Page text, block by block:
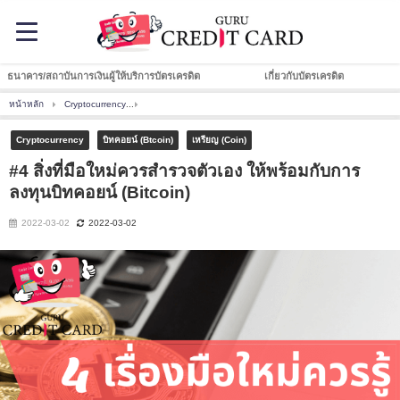
ธนาคาร/สถาบันการเงินผู้ให้บริการบัตรเครดิต เกี่ยวกับบัตรเครดิต
หน้าหลัก Cryptocurrency
Cryptocurrency บิทคอยน์ (Btcoin) เหรียญ (Coin)
#4 สิ่งที่มือใหม่ควรสำรวจตัวเอง ให้พร้อมกับการ
ลงทุนบิทคอยน์ (Bitcoin)
2022-03-02 2022-03-02